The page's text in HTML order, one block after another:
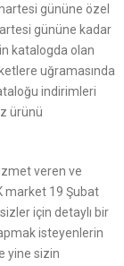
gününe özel
gününe kadar
katalogda olan
uğramasında
indirimleri
ürünü
veren ve
market 19 Şubat
için detaylı bir
isteyenlerin
yine sizin